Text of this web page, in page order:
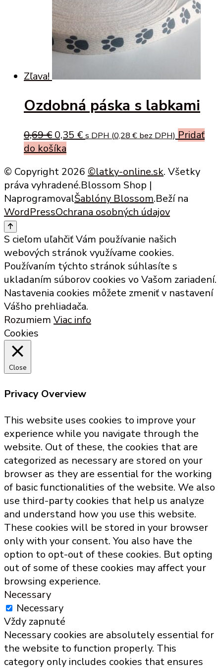
page
options
may
be
chosen
page
Zľava!
Ozdobná páska s labkami
0,69€ Original
price
0,69 €.
0,35 €Current
0,35 €.
s DPH (0,28 € bez DPH) Pridať
do košíka
© Copyright 2026 ©latky-online.sk. Všetky
práva vyhradené.Blossom Shop |
NaprogramovalŠablóny Blossom.Beží na
WordPressOchrana osobných údajov
S cieľom uľahčiť Vám používanie našich
webových stránok využívame cookies.
Používaním týchto stránok súhlasíte s
ukladaním súborov cookies vo Vašom zariadení.
Nastavenia cookies môžete zmeniť v nastavení
Vášho prehliadača.
Rozumiem Viac info
Cookies
Close
Privacy Overview
This website uses cookies to improve your
experience while you navigate through the
website. Out of these, the cookies that are
categorized as necessary are stored on your
browser as they are essential for the working
of basic functionalities of the website. We also
use third-party cookies that help us analyze
and understand how you use this website.
These cookies will be stored in your browser
only with your consent. You also have the
option to opt-out of these cookies. But opting
out of some of these cookies may affect your
browsing experience.
Necessary
Necessary
Vždy zapnuté
Necessary cookies are absolutely essential for
the website to function properly. This
category only includes cookies that ensures